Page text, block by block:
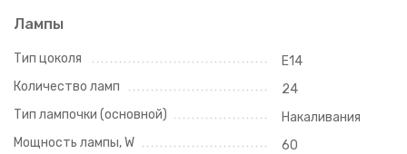
Лампы
Тип цоколя
E14
Количество ламп
24
Тип лампочки (основной)
Накаливания
Мощность лампы, W
60